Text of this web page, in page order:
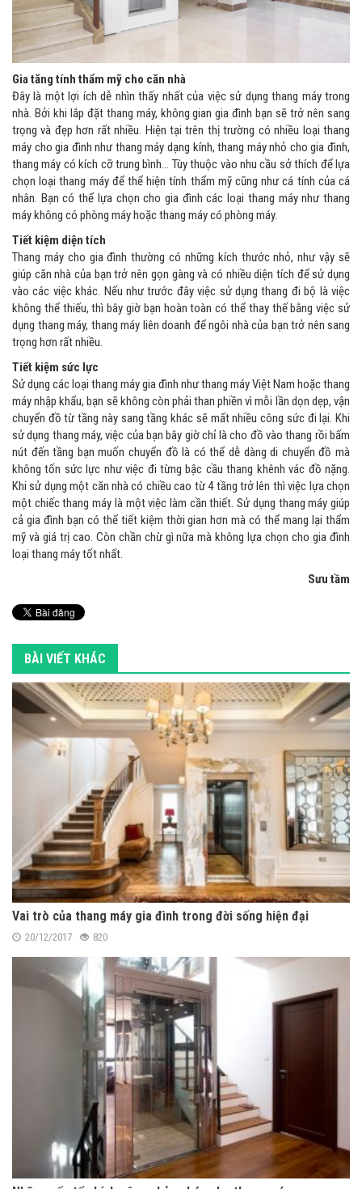
Gia tăng tính thẩm mỹ cho căn nhà
Đây là một lợi ích dễ nhìn thấy nhất của việc sử dụng thang máy trong
nhà. Bởi khi lắp đặt thang máy, không gian gia đình bạn sẽ trở nên sang
trọng và đẹp hơn rất nhiều. Hiện tại trên thị trường có nhiều loại thang
máy cho gia đình như thang máy dạng kính, thang máy nhỏ cho gia đình,
thang máy có kích cỡ trung bình… Tùy thuộc vào nhu cầu sở thích để lựa
chọn loại thang máy để thể hiện tính thẩm mỹ cũng như cá tính của cá
nhân. Bạn có thể lựa chọn cho gia đình các loại thang máy như thang
máy không có phòng máy hoặc thang máy có phòng máy.
Tiết kiệm diện tích
Thang máy cho gia đình thường có những kích thước nhỏ, như vậy sẽ
giúp căn nhà của bạn trở nên gọn gàng và có nhiều diện tích để sử dụng
vào các việc khác. Nếu như trước đây việc sử dụng thang đi bộ là việc
không thể thiếu, thì bây giờ bạn hoàn toàn có thể thay thế bằng việc sử
dụng thang máy, thang máy liên doanh để ngôi nhà của bạn trở nên sang
trọng hơn rất nhiều.
Tiết kiệm sức lực
Sử dụng các loại thang máy gia đình như thang máy Việt Nam hoặc thang
máy nhập khẩu, bạn sẽ không còn phải than phiền vì mỗi lần dọn dẹp, vận
chuyển đồ từ tầng này sang tầng khác sẽ mất nhiều công sức đi lại. Khi
sử dụng thang máy, việc của bạn bây giờ chỉ là cho đồ vào thang rồi bấm
nút đến tầng bạn muốn chuyển đồ là có thể dễ dàng di chuyển đồ mà
không tốn sức lực như việc đi từng bậc cầu thang khênh vác đồ nặng.
Khi sử dụng một căn nhà có chiều cao từ 4 tầng trở lên thì việc lựa chọn
một chiếc thang máy là một việc làm cần thiết. Sử dụng thang máy giúp
cả gia đình bạn có thể tiết kiệm thời gian hơn mà có thể mang lại thẩm
mỹ và giá trị cao. Còn chần chừ gì nữa mà không lựa chọn cho gia đình
loại thang máy tốt nhất.
Sưu tầm
BÀI VIẾT KHÁC
Vai trò của thang máy gia đình trong đời sống hiện đại
20/12/2017 820